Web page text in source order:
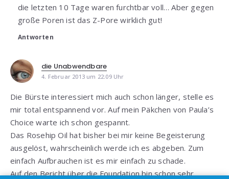
die letzten 10 Tage waren furchtbar voll… Aber gegen
große Poren ist das Z-Pore wirklich gut!
Antworten
die Unabwendbare
4. Februar 2013 um 22:09 Uhr
Die Bürste interessiert mich auch schon länger, stelle es
mir total entspannend vor. Auf mein Päkchen von Paula’s
Choice warte ich schon gespannt.
Das Rosehip Oil hat bisher bei mir keine Begeisterung
ausgelöst, wahrscheinlich werde ich es abgeben. Zum
einfach Aufbrauchen ist es mir einfach zu schade.
Auf den Bericht über die Foundation bin schon sehr